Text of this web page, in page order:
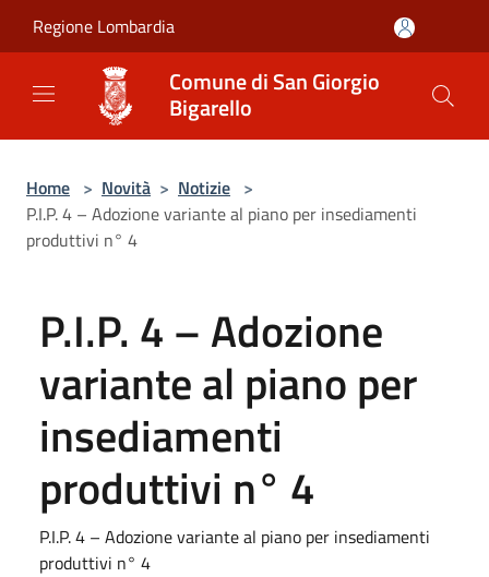
Regione Lombardia
Comune di San Giorgio
Bigarello
Home > Novità > Notizie >
P.I.P. 4 – Adozione variante al piano per insediamenti
produttivi n° 4
P.I.P. 4 – Adozione
variante al piano per
insediamenti
produttivi n° 4
P.I.P. 4 – Adozione variante al piano per insediamenti
produttivi n° 4